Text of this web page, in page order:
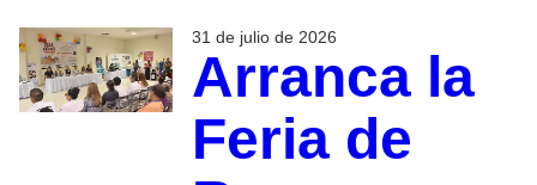
31 de julio de 2026
Arranca la
Feria de